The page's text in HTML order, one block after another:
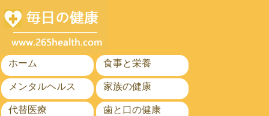
ホーム
食事と栄養
メンタルヘルス
家族の健康
代替医療
歯と口の健康